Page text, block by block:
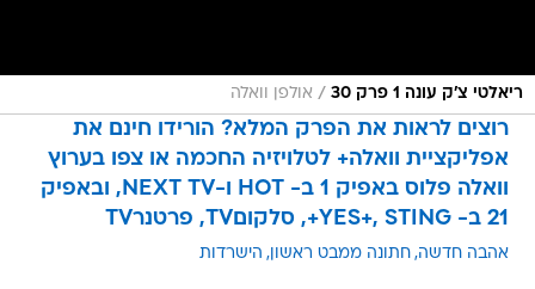
ריאלטי צ'ק עונה 1 פרק 30 / אולפן וואלה
רוצים לראות את הפרק המלא? הורידו חינם את
אפליקציית וואלה+ לטלויזיה החכמה או צפו בערוץ
וואלה פלוס באפיק 1 ב- HOT ו-NEXT TV, ובאפיק
21 ב- YES+, STING+, סלקוםTV, פרטנרTV
אהבה חדשה חתונה ממבט ראשון הישרדות